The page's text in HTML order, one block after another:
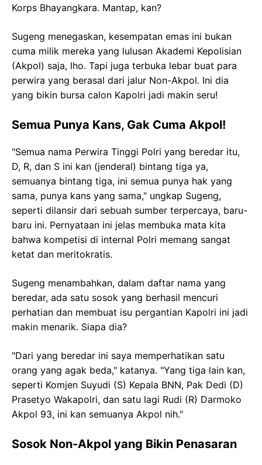
Korps Bhayangkara. Mantap, kan?
Sugeng menegaskan, kesempatan emas ini bukan
cuma milik mereka yang lulusan Akademi Kepolisian
(Akpol) saja, lho. Tapi juga terbuka lebar buat para
perwira yang berasal dari jalur Non-Akpol. Ini dia
yang bikin bursa calon Kapolri jadi makin seru!
Semua Punya Kans, Gak Cuma Akpol!
"Semua nama Perwira Tinggi Polri yang beredar itu,
D, R, dan S ini kan (jenderal) bintang tiga ya,
semuanya bintang tiga, ini semua punya hak yang
sama, punya kans yang sama," ungkap Sugeng,
seperti dilansir dari sebuah sumber terpercaya, baru-
baru ini. Pernyataan ini jelas membuka mata kita
bahwa kompetisi di internal Polri memang sangat
ketat dan meritokratis.
Sugeng menambahkan, dalam daftar nama yang
beredar, ada satu sosok yang berhasil mencuri
perhatian dan membuat isu pergantian Kapolri ini jadi
makin menarik. Siapa dia?
"Dari yang beredar ini saya memperhatikan satu
orang yang agak beda," katanya. "Yang tiga lain kan,
seperti Komjen Suyudi (S) Kepala BNN, Pak Dedi (D)
Prasetyo Wakapolri, dan satu lagi Rudi (R) Darmoko
Akpol 93, ini kan semuanya Akpol nih."
Sosok Non-Akpol yang Bikin Penasaran